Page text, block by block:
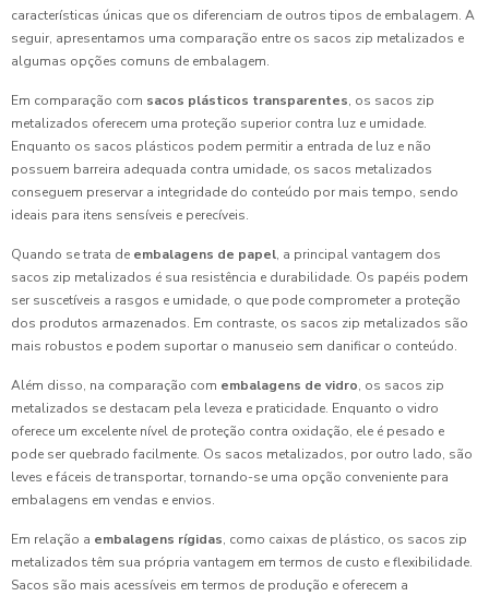
características únicas que os diferenciam de outros tipos de embalagem. A
seguir, apresentamos uma comparação entre os sacos zip metalizados e
algumas opções comuns de embalagem.
Em comparação com sacos plásticos transparentes, os sacos zip
metalizados oferecem uma proteção superior contra luz e umidade.
Enquanto os sacos plásticos podem permitir a entrada de luz e não
possuem barreira adequada contra umidade, os sacos metalizados
conseguem preservar a integridade do conteúdo por mais tempo, sendo
ideais para itens sensíveis e perecíveis.
Quando se trata de embalagens de papel, a principal vantagem dos
sacos zip metalizados é sua resistência e durabilidade. Os papéis podem
ser suscetíveis a rasgos e umidade, o que pode comprometer a proteção
dos produtos armazenados. Em contraste, os sacos zip metalizados são
mais robustos e podem suportar o manuseio sem danificar o conteúdo.
Além disso, na comparação com embalagens de vidro, os sacos zip
metalizados se destacam pela leveza e praticidade. Enquanto o vidro
oferece um excelente nível de proteção contra oxidação, ele é pesado e
pode ser quebrado facilmente. Os sacos metalizados, por outro lado, são
leves e fáceis de transportar, tornando-se uma opção conveniente para
embalagens em vendas e envios.
Em relação a embalagens rígidas, como caixas de plástico, os sacos zip
metalizados têm sua própria vantagem em termos de custo e flexibilidade.
Sacos são mais acessíveis em termos de produção e oferecem a